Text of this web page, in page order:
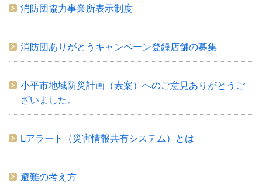
消防団協力事業所表示制度
消防団ありがとうキャンペーン登録店舗の募集
小平市地域防災計画（素案）へのご意見ありがとうご
ざいました。
Lアラート（災害情報共有システム）とは
避難の考え方